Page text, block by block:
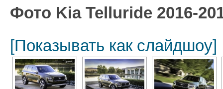
Фото Kia Telluride 2016-
[Показывать как слайдшоу]